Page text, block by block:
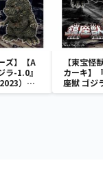
ズ】【A
ラ-1.0』
）
【東宝怪
カーキ】
座獣 ゴジ